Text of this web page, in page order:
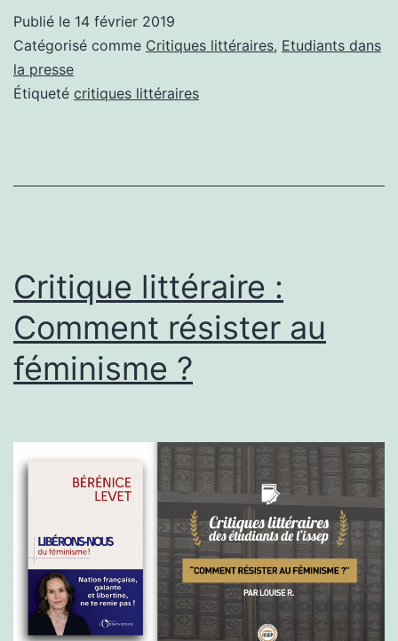
le
Publié le 14 février 2019
Catégorisé comme Critiques littéraires, Etudiants dans
la presse
Étiqueté critiques littéraires
Critique littéraire :
Comment résister au
féminisme ?